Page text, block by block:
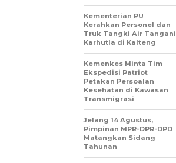
Kementerian PU
Kerahkan Personel dan
Truk Tangki Air Tangani
Karhutla di Kalteng
Kemenkes Minta Tim
Ekspedisi Patriot
Petakan Persoalan
Kesehatan di Kawasan
Transmigrasi
Jelang 14 Agustus,
Pimpinan MPR-DPR-DPD
Matangkan Sidang
Tahunan